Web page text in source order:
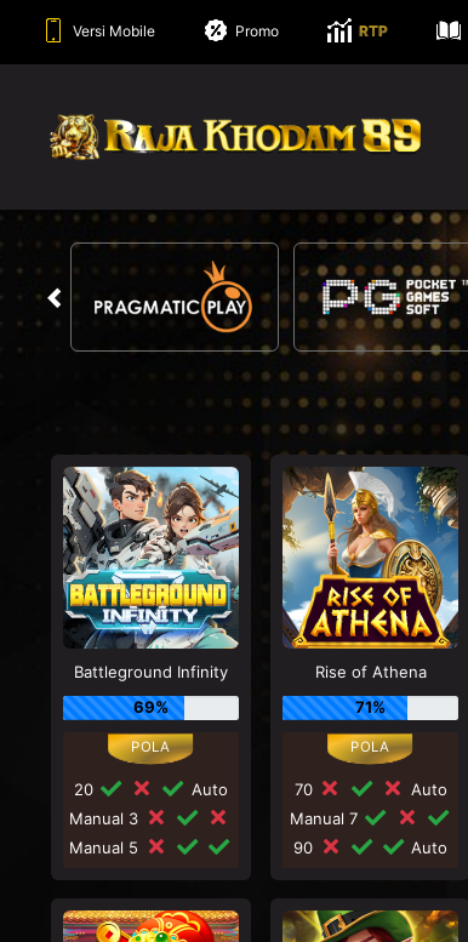
Versi Mobile Promo RTP
Battleground Infinity
69%
20
Auto
Manual 3
Manual 5
Rise of Athena
71%
70
Auto
Manual 7
90
Auto